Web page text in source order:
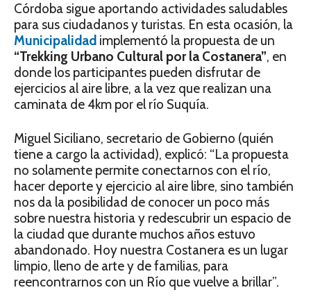
Córdoba sigue aportando actividades saludables
para sus ciudadanos y turistas. En esta ocasión, la
Municipalidad implementó la propuesta de un
“Trekking Urbano Cultural por la Costanera”, en
donde los participantes pueden disfrutar de
ejercicios al aire libre, a la vez que realizan una
caminata de 4km por el río Suquía.
Miguel Siciliano, secretario de Gobierno (quién
tiene a cargo la actividad), explicó: “La propuesta
no solamente permite conectarnos con el río,
hacer deporte y ejercicio al aire libre, sino también
nos da la posibilidad de conocer un poco más
sobre nuestra historia y redescubrir un espacio de
la ciudad que durante muchos años estuvo
abandonado. Hoy nuestra Costanera es un lugar
limpio, lleno de arte y de familias, para
reencontrarnos con un Río que vuelve a brillar”.